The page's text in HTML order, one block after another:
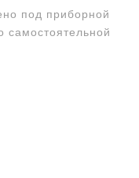
под приборной
самостоятельной